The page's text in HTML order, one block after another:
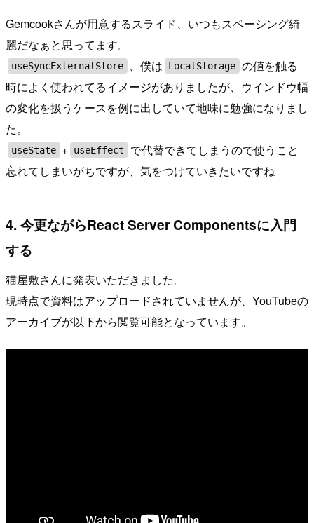
Gemcookさんが用意するスライド、いつもスペーシング綺
麗だなぁと思ってます。
useSyncExternalStore 、僕は LocalStorage の値を触る
時によく使われてるイメージがありましたが、ウインドウ幅
の変化を扱うケースを例に出していて地味に勉強になりまし
た。
useState + useEffect
で代替できてしまうので使うこと
忘れてしまいがちですが、気をつけていきたいですね
4. 今更ながらReact Server Componentsに入門
する
猫屋敷さんに発表いただきました。
現時点で資料はアップロードされていませんが、YouTubeの
アーカイブが以下から閲覧可能となっています。